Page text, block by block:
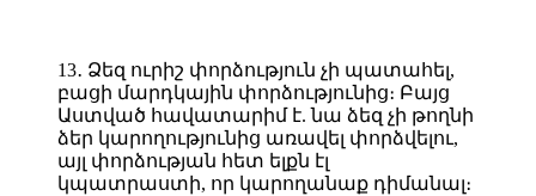
13․ Ձեզ ուրիշ փորձություն չի պատահել,
բացի մարդկային փորձությունից։ Բայց
Աստված հավատարիմ է. նա ձեզ չի թողնի
ձեր կարողությունից առավել փորձվելու,
այլ փորձության հետ ելքն էլ
կպատրաստի, որ կարողանաք դիմանալ։